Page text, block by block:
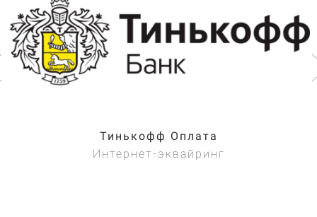
Тинькофф Оплата
Интернет-эквайринг